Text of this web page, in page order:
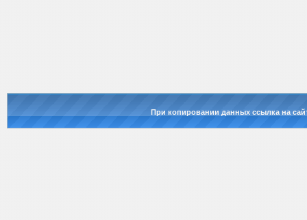
При копировании данных ссылка на